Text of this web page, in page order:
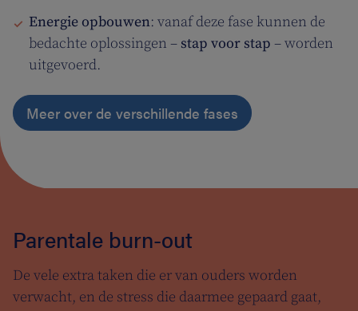
Energie opbouwen: vanaf deze fase kunnen de
bedachte oplossingen – stap voor stap – worden
uitgevoerd.
Meer over de verschillende fases
Parentale burn-out
De vele extra taken die er van ouders worden
verwacht, en de stress die daarmee gepaard gaat,